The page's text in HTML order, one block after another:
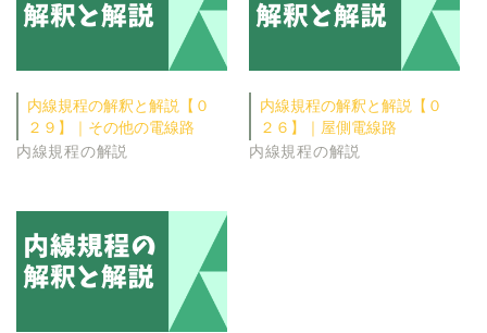
内線規程の解釈と解説【０
２９】｜その他の電線路
内線規程の解説
内線規程の解釈と解説【０
２６】｜屋側電線路
内線規程の解説